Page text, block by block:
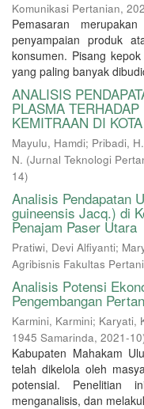
Komunikasi Pertanian,
Pemasaran
penyampaian produk
konsumen. Pisang
yang paling banyak
ANALISIS
PLASMA
KEMITRAAN DI
Mayulu, Hamdi; Pribadi,
N. (Jurnal Teknologi
14)
Analisis Pendapatan
guineensis Jacq.) di
Penajam Paser Utara
Pratiwi, Devi Alfiyanti;
Agribisnis Fakultas
Analisis Potensi
Pengembangan
Karmini, Karmini; Karyati,
1945 Samarinda, 2021-10
Kabupaten Mahakam
telah dikelola oleh
potensial. Penelitian
menganalisis, dan